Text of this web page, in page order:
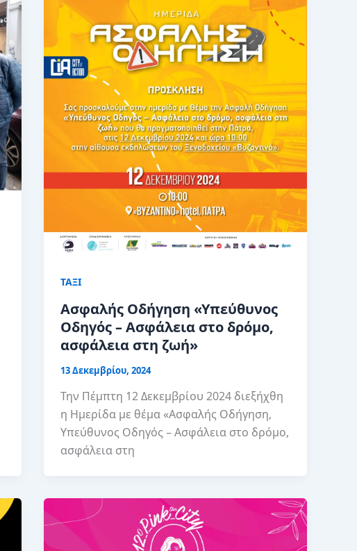
ΤΑΞΙ
Ασφαλής Οδήγηση «Υπεύθυνος
Οδηγός – Ασφάλεια στο δρόμο,
ασφάλεια στη ζωή»
13 Δεκεμβρίου, 2024
Την Πέμπτη 12 Δεκεμβρίου 2024 διεξήχθη
η Ημερίδα με θέμα «Ασφαλής Οδήγηση,
Υπεύθυνος Οδηγός – Ασφάλεια στο δρόμο,
ασφάλεια στη